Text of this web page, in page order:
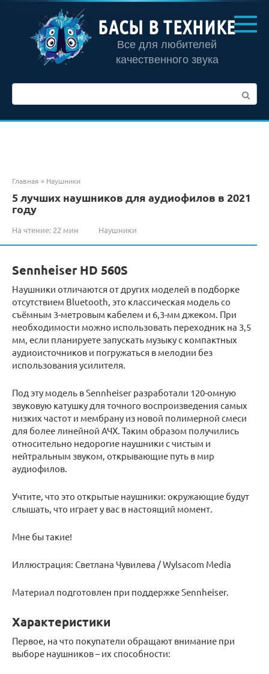
контенту
БАСЫ В ТЕХНИКЕ
Все для любителей
качественного звука
Главная » Наушники
5 лучших наушников для аудиофилов в 2021
году
На чтение: 22 мин Наушники
Sennheiser HD 560S
Наушники отличаются от других моделей в подборке
отсутствием Bluetooth, это классическая модель со
съёмным 3-метровым кабелем и 6,3-мм джеком. При
необходимости можно использовать переходник на 3,5
мм, если планируете запускать музыку с компактных
аудиоисточников и погружаться в мелодии без
использования усилителя.
Под эту модель в Sennheiser разработали 120-омную
звуковую катушку для точного воспроизведения самых
низких частот и мембрану из новой полимерной смеси
для более линейной АЧХ. Таким образом получились
относительно недорогие наушники с чистым и
нейтральным звуком, открывающие путь в мир
аудиофилов.
Учтите, что это открытые наушники: окружающие будут
слышать, что играет у вас в настоящий момент.
Мне бы такие!
Иллюстрация: Светлана Чувилева / Wylsacom Media
Материал подготовлен при поддержке Sennheiser.
Характеристики
Первое, на что покупатели обращают внимание при
выборе наушников – их способности: